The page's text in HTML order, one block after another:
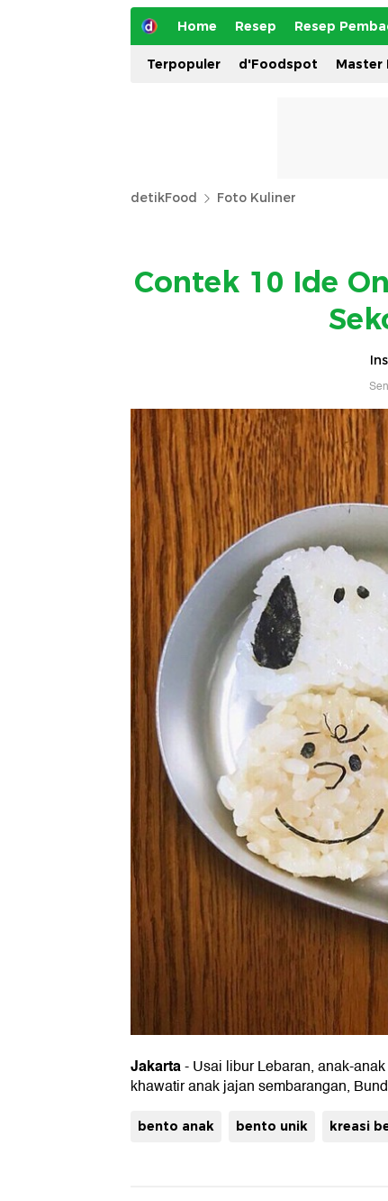
Home Resep Resep
Terpopuler d'Foodspot Master
detikFood Foto Kuliner
Contek 10 Ide
Jakarta- Usai libur Lebaran, anak-
khawatir anak jajan sembarangan,
bento anak bento unik kreasi